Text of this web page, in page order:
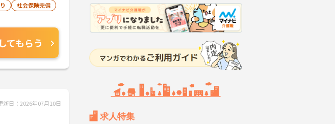
求人特集
社会保険完備
てもらう
新日：2026年07月10日